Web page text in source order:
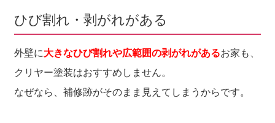
ひび割れ・剥がれがある
外壁に大きなひび割れや広範囲の剥がれがあるお家も、
クリヤー塗装はおすすめしません。
なぜなら、補修跡がそのまま見えてしまうからです。